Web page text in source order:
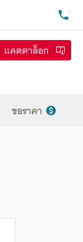
แคตตาล็อก
ขอราคา